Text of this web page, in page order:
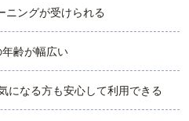
ニングが受けられる
齢が幅広い
になる方も安心して利用できる